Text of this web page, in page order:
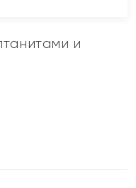
и